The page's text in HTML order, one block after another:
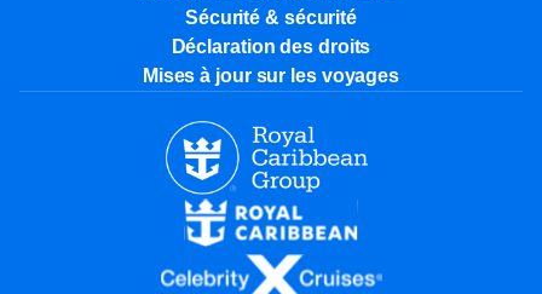
Sécurité & sécurité
Déclaration des droits
Mises à jour sur les voyages